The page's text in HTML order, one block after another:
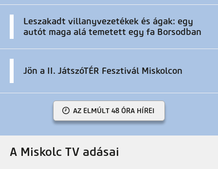
Leszakadt villanyvezetékek és ágak: egy
autót maga alá temetett egy fa Borsodban
Jön a II. JátszóTÉR Fesztivál Miskolcon
AZ ELMÚLT 48 ÓRA HÍREI
A Miskolc TV adásai